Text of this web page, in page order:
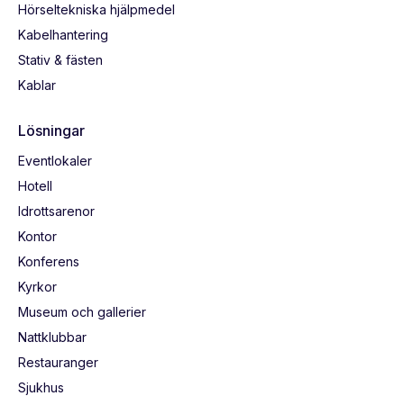
Hörseltekniska hjälpmedel
Kabelhantering
Stativ & fästen
Kablar
Lösningar
Eventlokaler
Hotell
Idrottsarenor
Kontor
Konferens
Kyrkor
Museum och gallerier
Nattklubbar
Restauranger
Sjukhus